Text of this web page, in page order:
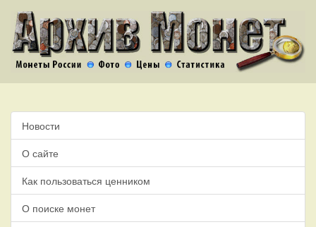
Новости
О сайте
Как пользоваться ценником
О поиске монет